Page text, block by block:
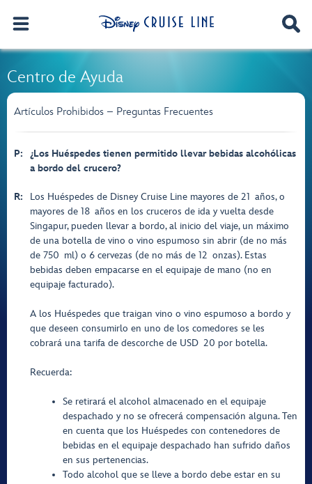
Centro de Ayuda
Artículos Prohibidos – Preguntas Frecuentes
P:
¿Los Huéspedes tienen permitido llevar bebidas alcohólicas
a bordo del crucero?
R:
Los Huéspedes de Disney Cruise Line mayores de 21 años, o
mayores de 18 años en los cruceros de ida y vuelta desde
Singapur, pueden llevar a bordo, al inicio del viaje, un máximo
de una botella de vino o vino espumoso sin abrir (de no más
de 750 ml) o 6 cervezas (de no más de 12 onzas). Estas
bebidas deben empacarse en el equipaje de mano (no en
equipaje facturado).
A los Huéspedes que traigan vino o vino espumoso a bordo y
que deseen consumirlo en uno de los comedores se les
cobrará una tarifa de descorche de USD 20 por botella.
Recuerda:
Se retirará el alcohol almacenado en el equipaje
despachado y no se ofrecerá compensación alguna. Ten
en cuenta que los Huéspedes con contenedores de
bebidas en el equipaje despachado han sufrido daños
en sus pertenencias.
Todo alcohol que se lleve a bordo debe estar en su